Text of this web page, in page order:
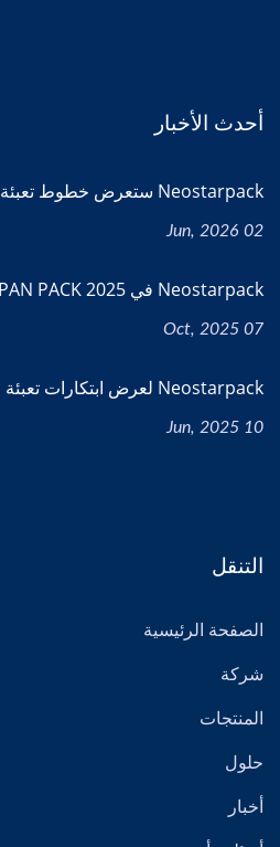
أحدث الأخبار
Neostarpack ستعرض خطوط تعبئة الطعام...
02 Jun, 2026
Neostarpack في JAPAN PACK 2025 خط تعبئة وحدوي...
07 Oct, 2025
Neostarpack لعرض ابتكارات تعبئة السوائل...
10 Jun, 2025
التنقل
الصفحة الرئيسية
شركة
المنتجات
حلول
أخبار